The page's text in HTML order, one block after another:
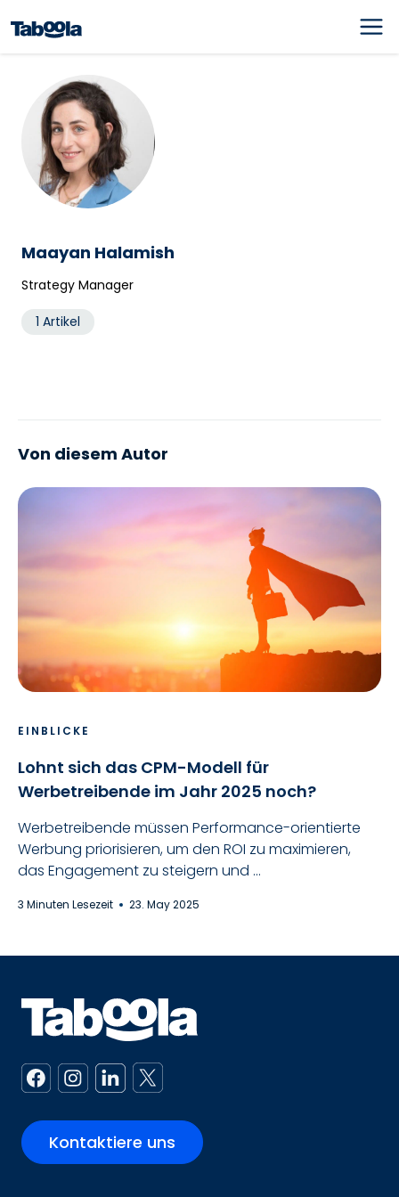
Maayan Halamish
Strategy Manager
1 Artikel
Von diesem Autor
EINBLICKE
Lohnt sich das CPM-Modell für
Werbetreibende im Jahr 2025 noch?
Werbetreibende müssen Performance-orientierte
Werbung priorisieren, um den ROI zu maximieren,
das Engagement zu steigern und ...
3 Minuten Lesezeit 23. May 2025
Kontaktiere uns